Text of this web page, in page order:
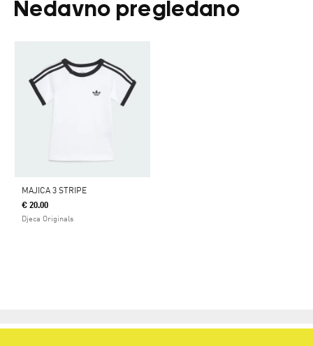
Nedavno pregledano
MAJICA 3 STRIPE
€ 20.00
Djeca Originals